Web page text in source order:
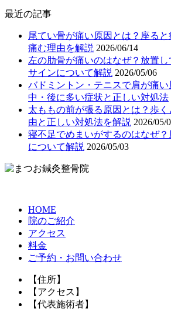
最近の記事
尾てい骨が痛い原因とは？座る
痛む理由を解説 2026/06/14
左の肋骨が痛いのはなぜ？放置
サインについて解説 2026/05/06
バドミントン・テニスで肩が痛
中・後に多い症状と正しい対処法
太ももの前が張る原因とは？歩
由と正しい対処法を解説 2026/05/
寝不足でめまいがするのはなぜ
について解説 2026/05/03
HOME
院のご紹介
アクセス
料金
ご予約・お問い合わせ
【住所】
【アクセス】
【代表施術者】